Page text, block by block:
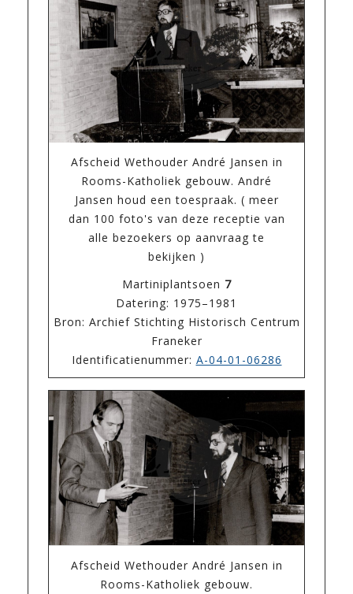
Afscheid Wethouder André Jansen in
Rooms-Katholiek gebouw. André
Jansen houd een toespraak. ( meer
dan 100 foto's van deze receptie van
alle bezoekers op aanvraag te
bekijken )
Martiniplantsoen 7
Datering: 1975–1981
Bron: Archief Stichting Historisch Centrum
Franeker
Identificatienummer: A-04-01-06286
Afscheid Wethouder André Jansen in
Rooms-Katholiek gebouw.